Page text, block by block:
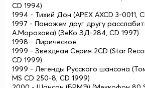
CD 1994)
1994 - Тихий Дон (APEX AXCD 3-0011,
1997 - Поможем друг другу
А.Морозова) (ЗеКо ЗД-284, CD 1997)
1998 - Лирическое
1999 - Звездная Серия 2CD (Star
CD 1999)
1999 - Легенды Русского шансона
MS CD 250-8, CD 1999)